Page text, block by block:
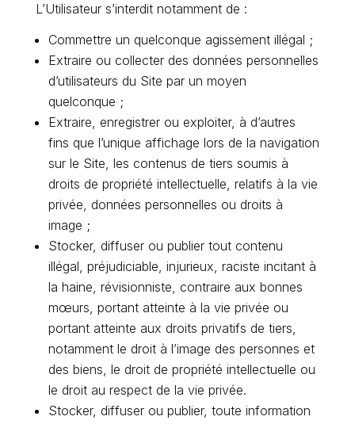
L’Utilisateur s’interdit notamment de :
Commettre un quelconque agissement illégal ;
Extraire ou collecter des données personnelles
d’utilisateurs du Site par un moyen
quelconque ;
Extraire, enregistrer ou exploiter, à d’autres
fins que l’unique affichage lors de la navigation
sur le Site, les contenus de tiers soumis à
droits de propriété intellectuelle, relatifs à la vie
privée, données personnelles ou droits à
image ;
Stocker, diffuser ou publier tout contenu
illégal, préjudiciable, injurieux, raciste incitant à
la haine, révisionniste, contraire aux bonnes
mœurs, portant atteinte à la vie privée ou
portant atteinte aux droits privatifs de tiers,
notamment le droit à l’image des personnes et
des biens, le droit de propriété intellectuelle ou
le droit au respect de la vie privée.
Stocker, diffuser ou publier, toute information